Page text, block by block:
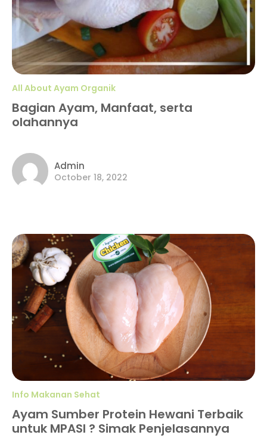
All About Ayam Organik
Bagian Ayam, Manfaat, serta
olahannya
Admin
October 18, 2022
Info Makanan Sehat
Ayam Sumber Protein Hewani Terbaik
untuk MPASI ? Simak Penjelasannya